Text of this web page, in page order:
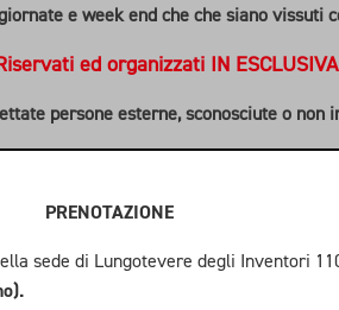
e week end che che siano vissuti
ed organizzati IN
persone esterne, sconosciute o non
PRENOTAZIONE
sede di Lungotevere degli Inventori